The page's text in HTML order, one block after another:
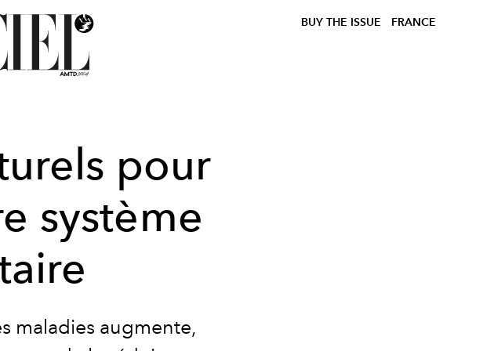
BUY THE ISSUE FRANCE
pour
système
maladies augmente,